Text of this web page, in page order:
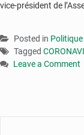
vice-président de
Posted in Politique
Tagged
Leave a Comment